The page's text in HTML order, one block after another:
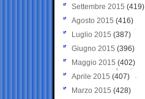
Settembre 2015 (419)
Agosto 2015 (416)
Luglio 2015 (387)
Giugno 2015 (396)
Maggio 2015 (402)
Aprile 2015 (407)
Marzo 2015 (428)